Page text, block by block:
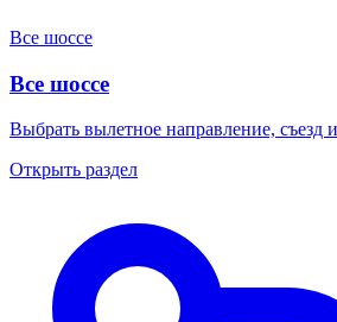
Все шоссе
Все шоссе
Выбрать вылетное направление, съезд
Открыть раздел